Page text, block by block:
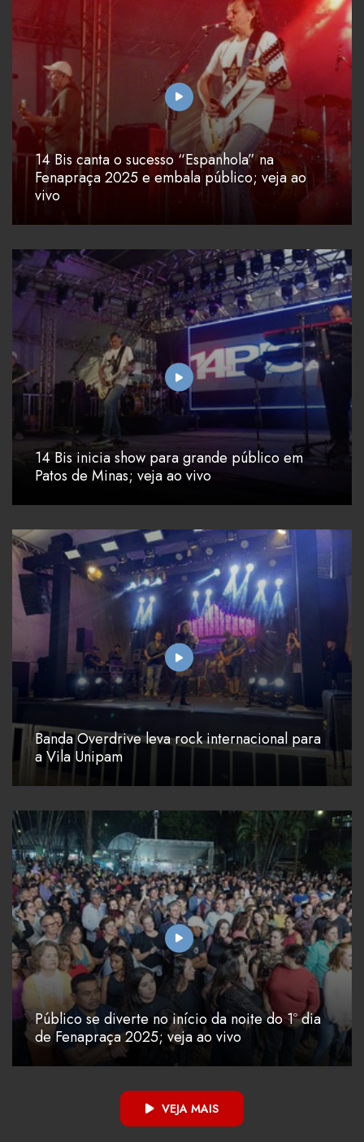
14 Bis canta o sucesso “Espanhola” na
Fenapraça 2025 e embala público; veja ao
vivo
14 Bis inicia show para grande público em
Patos de Minas; veja ao vivo
Banda Overdrive leva rock internacional para
a Vila Unipam
Público se diverte no início da noite do 1º dia
de Fenapraça 2025; veja ao vivo
VEJA MAIS